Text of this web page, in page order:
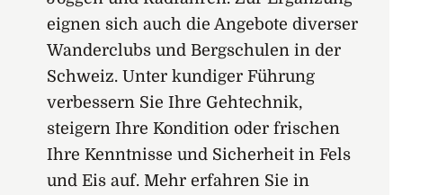
eignen sich auch die Angebote diverser
Wanderclubs und Bergschulen in der
Schweiz. Unter kundiger Führung
verbessern Sie Ihre Gehtechnik,
steigern Ihre Kondition oder frischen
Ihre Kenntnisse und Sicherheit in Fels
und Eis auf. Mehr erfahren Sie in